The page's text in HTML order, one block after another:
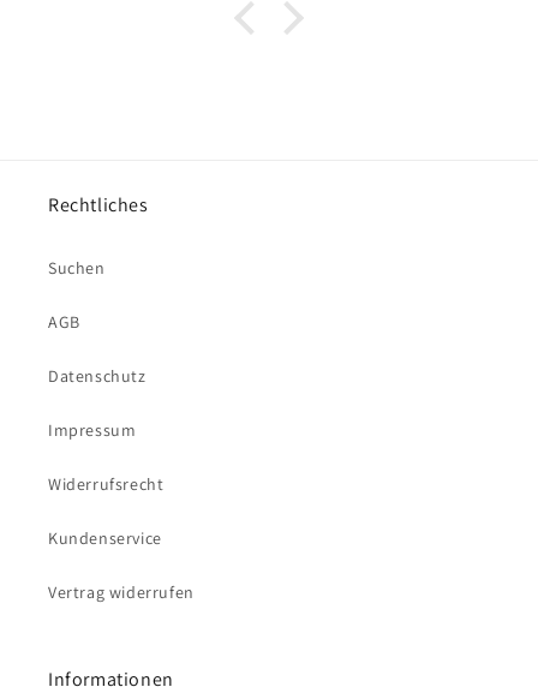
Rechtliches
Suchen
AGB
Datenschutz
Impressum
Widerrufsrecht
Kundenservice
Vertrag widerrufen
Informationen